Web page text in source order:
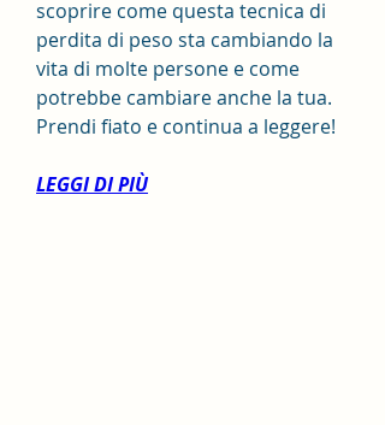
scoprire come questa tecnica di
perdita di peso sta cambiando la
vita di molte persone e come
potrebbe cambiare anche la tua.
Prendi fiato e continua a leggere!
LEGGI DI PIÙ